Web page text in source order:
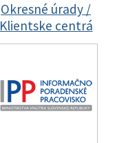
Okresné úrady /
Klientske centrá